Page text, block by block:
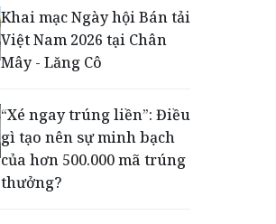
toán thưởng vượt kế
hoạch
lập nghiệp của người trẻ
toàn cầu
Khai mạc Ngày hội Bán tải
Việt Nam 2026 tại Chân
Mây - Lăng Cô
“Xé ngay trúng liền”: Điều
gì tạo nên sự minh bạch
của hơn 500.000 mã trúng
thưởng?